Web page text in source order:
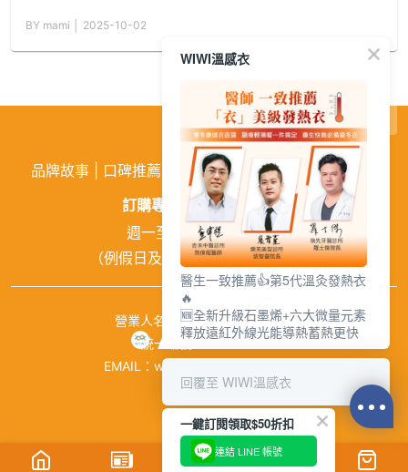
BY mami │ 2025-10-02
品牌故事 口碑推薦 購物需知 | 活動訊息 |企業徵才
訂購專線:
02-26026810
週一至週五 9:00~18:00
（例假日及中午12:00~13:00休息）
營業人名稱：興濠企業有限公司
統一編號：84941651
EMAIL：wiwishop168@gmail.com
©wiwi.com
WIWI溫感衣
醫生一致推薦👍第5代溫灸發熱衣
🔥
🆕全新升級石墨烯+六大微量元素
釋放遠紅外線光能導熱蓄熱更快
回覆至 WIWI溫感衣
一鍵訂閱領取$50折扣
連結 LINE 帳號